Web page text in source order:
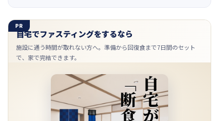
PR
自宅でファスティングをするなら
施設に通う時間が取れない方へ。準備から回復食まで7日間のセット
で、家で完結できます。